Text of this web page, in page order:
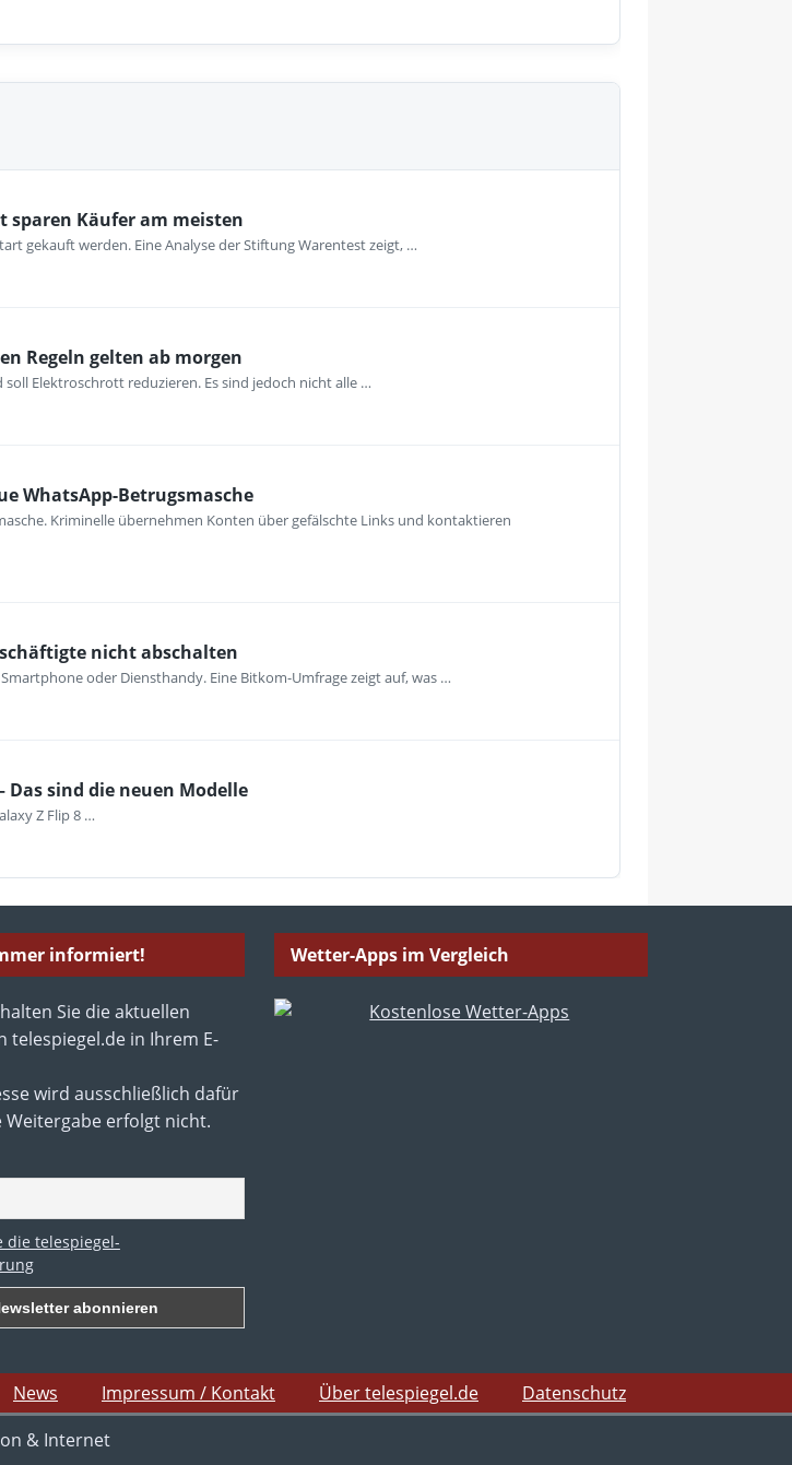
sparen Käufer am meisten
gekauft werden. Eine Analyse der Stiftung Warentest zeigt, …
Regeln gelten ab morgen
Elektroschrott reduzieren. Es sind jedoch nicht alle …
WhatsApp-Betrugsmasche
Kriminelle übernehmen Konten über gefälschte Links und kontaktieren
nicht abschalten
oder Diensthandy. Eine Bitkom-Umfrage zeigt auf, was …
Das sind die neuen Modelle
Z Flip 8 …
informiert!
Sie die aktuellen
telespiegel.de in Ihrem E-
wird ausschließlich dafür
Weitergabe erfolgt nicht.
die telespiegel-
Wetter-Apps im Vergleich
News Impressum / Kontakt Über telespiegel.de
Datenschutz
& Internet